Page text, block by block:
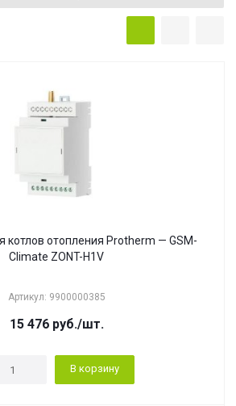
котлов отопления Protherm — GSM-
Climate ZONT-H1V
Артикул: 9900000385
15 476руб./шт.
В корзину